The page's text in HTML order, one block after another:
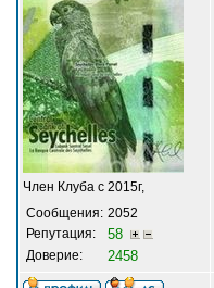
Член Клуба с 2015г,
Сообщения: 2052
Репутация:
58
Доверие: 2458